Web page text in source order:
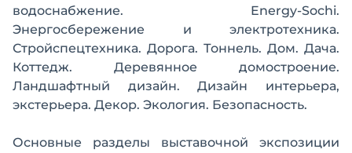
водоснабжение. Energy-Sochi.
Энергосбережение и электротехника.
Стройспецтехника. Дорога. Тоннель. Дом. Дача.
Коттедж. Деревянное домостроение.
Ландшафтный дизайн. Дизайн интерьера,
экстерьера. Декор. Экология. Безопасность.
Основные разделы выставочной экспозиции